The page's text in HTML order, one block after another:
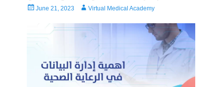
PostedJune 21, 2023 AuthorVirtual Medical Academy